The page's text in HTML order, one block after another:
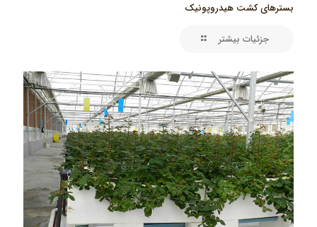
بسترهای کشت هیدروپونیک
جزئیات بیشتر